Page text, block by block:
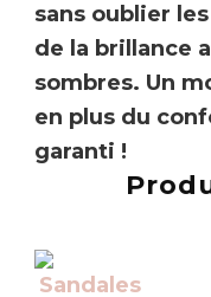
sans oublier
de la brillance
sombres. Un
en plus du
garanti !